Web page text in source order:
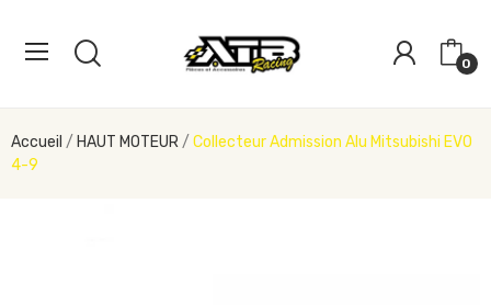
0
Accueil HAUT MOTEUR
Collecteur Admission Alu Mitsubishi EVO
4-9